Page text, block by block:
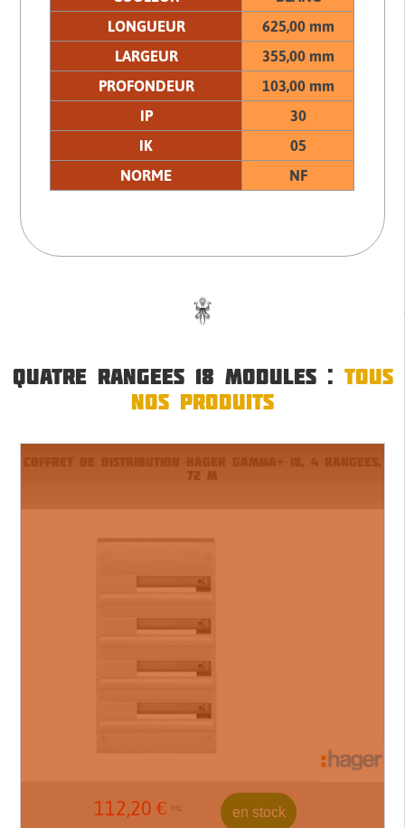
LONGUEUR
625,00 mm
LARGEUR
355,00 mm
PROFONDEUR
103,00 mm
IP
30
IK
05
NORME
NF
QUATRE RANGEES 18 MODULES : TOUS
NOS PRODUITS
72 M
112,20 € TTC en stock